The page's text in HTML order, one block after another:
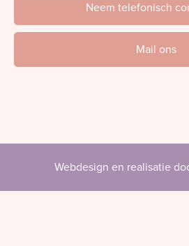
Neem telefonisch
Mail ons
Webdesign en realisatie